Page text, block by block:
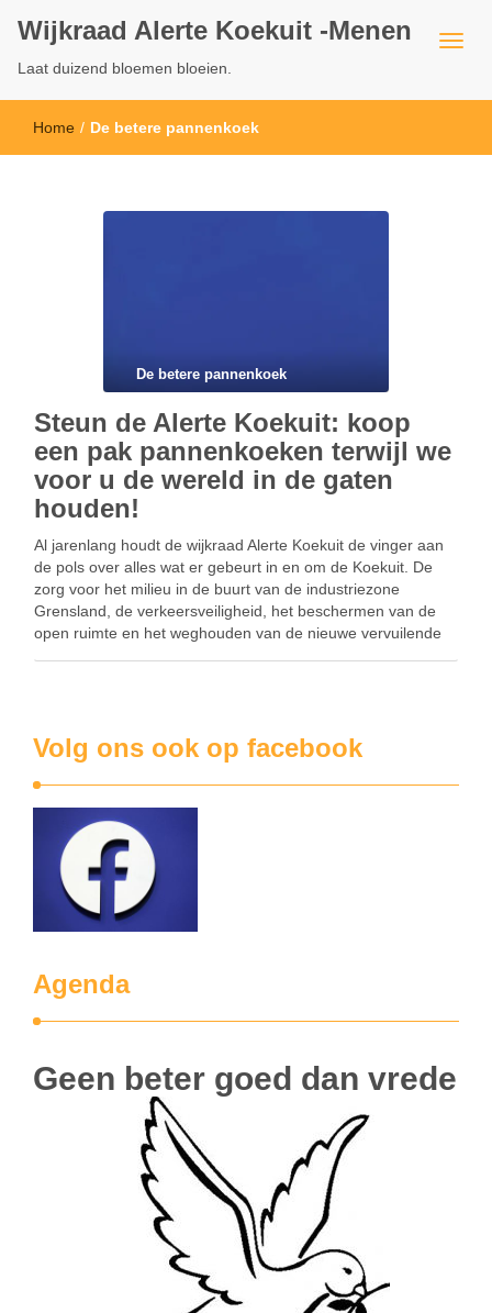
Wijkraad Alerte Koekuit -Menen
Laat duizend bloemen bloeien.
Home / De betere pannenkoek
De betere pannenkoek
Steun de Alerte Koekuit: koop
een pak pannenkoeken terwijl we
voor u de wereld in de gaten
houden!
Al jarenlang houdt de wijkraad Alerte Koekuit de vinger aan
de pols over alles wat er gebeurt in en om de Koekuit. De
zorg voor het milieu in de buurt van de industriezone
Grensland, de verkeersveiligheid, het beschermen van de
open ruimte en het weghouden van de nieuwe vervuilende
Volg ons ook op facebook
Agenda
Geen beter goed dan vrede